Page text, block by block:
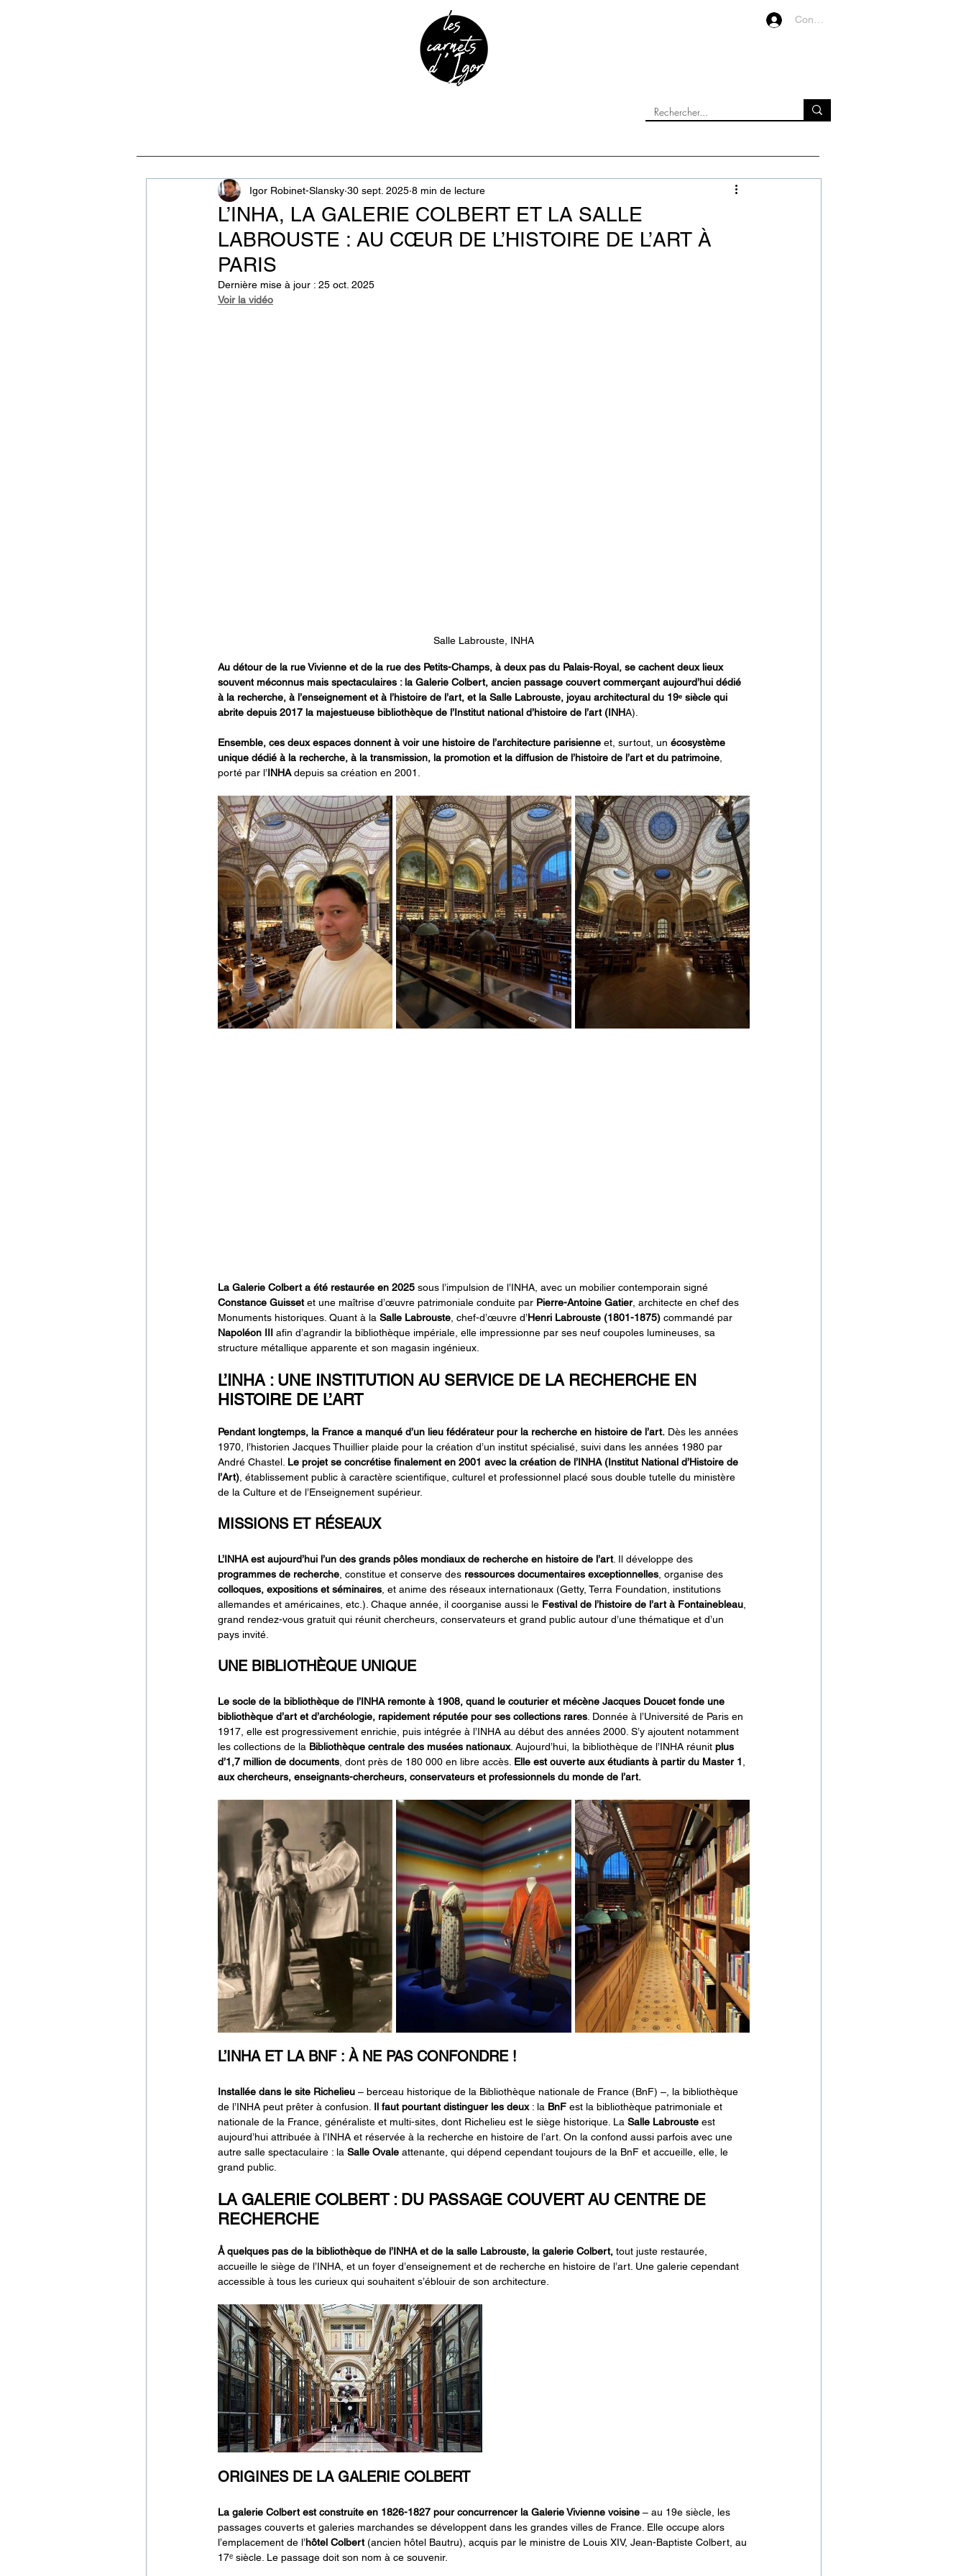
Connexion
L’INHA, LA GALERIE COLBERT ET LA SALLE
LABROUSTE : AU CŒUR DE L’HISTOIRE DE L’ART À
PARIS
Igor Robinet-Slansky 30 sept. 2025 8 min de lecture
Dernière mise à jour : 25 oct. 2025
Voir la vidéo
Salle Labrouste, INHA
Au détour de la rue Vivienne et de la rue des Petits-Champs, à deux pas du Palais-Royal, se cachent deux lieux
souvent méconnus mais spectaculaires : la Galerie Colbert, ancien passage couvert commerçant aujourd’hui dédié
à la recherche, à l’enseignement et à l’histoire de l’art, et la Salle Labrouste, joyau architectural du 19ᵉ siècle qui
abrite depuis 2017 la majestueuse bibliothèque de l’Institut national d’histoire de l’art (INHA).
Ensemble, ces deux espaces donnent à voir une histoire de l’architecture parisienne et, surtout, un écosystème
unique dédié à la recherche, à la transmission, la promotion et la diffusion de l’histoire de l’art et du patrimoine,
porté par l’INHA depuis sa création en 2001.
La Galerie Colbert a été restaurée en 2025 sous l’impulsion de l’INHA, avec un mobilier contemporain signé
Constance Guisset et une maîtrise d’œuvre patrimoniale conduite par Pierre-Antoine Gatier, architecte en chef des
Monuments historiques. Quant à la Salle Labrouste, chef-d’œuvre d’Henri Labrouste (1801-1875) commandé par
Napoléon III afin d’agrandir la bibliothèque impériale, elle impressionne par ses neuf coupoles lumineuses, sa
structure métallique apparente et son magasin ingénieux.
L’INHA : UNE INSTITUTION AU SERVICE DE LA RECHERCHE EN
HISTOIRE DE L’ART
Pendant longtemps, la France a manqué d’un lieu fédérateur pour la recherche en histoire de l’art. Dès les années
1970, l’historien Jacques Thuillier plaide pour la création d’un institut spécialisé, suivi dans les années 1980 par
André Chastel. Le projet se concrétise finalement en 2001 avec la création de l’INHA (Institut National d’Histoire de
l’Art), établissement public à caractère scientifique, culturel et professionnel placé sous double tutelle du ministère
de la Culture et de l’Enseignement supérieur.
MISSIONS ET RÉSEAUX
L’INHA est aujourd’hui l’un des grands pôles mondiaux de recherche en histoire de l’art. Il développe des
programmes de recherche, constitue et conserve des ressources documentaires exceptionnelles, organise des
colloques, expositions et séminaires, et anime des réseaux internationaux (Getty, Terra Foundation, institutions
allemandes et américaines, etc.). Chaque année, il coorganise aussi le Festival de l’histoire de l’art à Fontainebleau,
grand rendez-vous gratuit qui réunit chercheurs, conservateurs et grand public autour d’une thématique et d’un
pays invité.
UNE BIBLIOTHÈQUE UNIQUE
Le socle de la bibliothèque de l’INHA remonte à 1908, quand le couturier et mécène Jacques Doucet fonde une
bibliothèque d’art et d’archéologie, rapidement réputée pour ses collections rares. Donnée à l’Université de Paris en
1917, elle est progressivement enrichie, puis intégrée à l’INHA au début des années 2000. S’y ajoutent notamment
les collections de la Bibliothèque centrale des musées nationaux. Aujourd’hui, la bibliothèque de l’INHA réunit plus
d’1,7 million de documents, dont près de 180 000 en libre accès. Elle est ouverte aux étudiants à partir du Master 1,
aux chercheurs, enseignants-chercheurs, conservateurs et professionnels du monde de l’art.
L’INHA ET LA BNF : À NE PAS CONFONDRE !
Installée dans le site Richelieu – berceau historique de la Bibliothèque nationale de France (BnF) –, la bibliothèque
de l’INHA peut prêter à confusion. Il faut pourtant distinguer les deux : la BnF est la bibliothèque patrimoniale et
nationale de la France, généraliste et multi-sites, dont Richelieu est le siège historique. La Salle Labrouste est
aujourd’hui attribuée à l’INHA et réservée à la recherche en histoire de l’art. On la confond aussi parfois avec une
autre salle spectaculaire : la Salle Ovale attenante, qui dépend cependant toujours de la BnF et accueille, elle, le
grand public.
LA GALERIE COLBERT : DU PASSAGE COUVERT AU CENTRE DE
RECHERCHE
Å quelques pas de la bibliothèque de l’INHA et de la salle Labrouste, la galerie Colbert, tout juste restaurée,
accueille le siège de l’INHA, et un foyer d’enseignement et de recherche en histoire de l’art. Une galerie cependant
accessible à tous les curieux qui souhaitent s’éblouir de son architecture.
ORIGINES DE LA GALERIE COLBERT
La galerie Colbert est construite en 1826-1827 pour concurrencer la Galerie Vivienne voisine – au 19e siècle, les
passages couverts et galeries marchandes se développent dans les grandes villes de France. Elle occupe alors
l’emplacement de l’hôtel Colbert (ancien hôtel Bautru), acquis par le ministre de Louis XIV, Jean-Baptiste Colbert, au
17ᵉ siècle. Le passage doit son nom à ce souvenir.